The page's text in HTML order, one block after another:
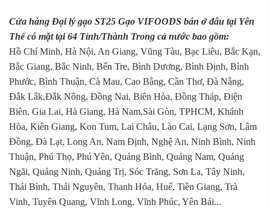
Cửa hàng Đại lý gạo ST25 Gạo VIFOODS bán ở đâu tại Yên
Thế có mặt tại 64 Tỉnh/Thành Trong cả nước bao gồm:
Hồ Chí Minh, Hà Nội, An Giang, Vũng Tàu, Bạc Liêu, Bắc Kạn,
Bắc Giang, Bắc Ninh, Bến Tre, Bình Dương, Bình Định, Bình
Phước, Bình Thuận, Cà Mau, Cao Bằng, Cần Thơ, Đà Nẵng,
Đắk Lắk,Đắk Nông, Đồng Nai, Biên Hòa, Đồng Tháp, Điện
Biên, Gia Lai, Hà Giang, Hà Nam,Sài Gòn, TPHCM, Khánh
Hòa, Kiên Giang, Kon Tum, Lai Châu, Lào Cai, Lạng Sơn, Lâm
Đồng, Đà Lạt, Long An, Nam Định, Nghệ An, Ninh Bình, Ninh
Thuận, Phú Thọ, Phú Yên, Quảng Bình, Quảng Nam, Quảng
Ngãi, Quảng Ninh, Quảng Trị, Sóc Trăng, Sơn La, Tây Ninh,
Thái Bình, Thái Nguyên, Thanh Hóa, Huế, Tiền Giang, Trà
Vinh, Tuyên Quang, Vĩnh Long, Vĩnh Phúc, Yên Bái...